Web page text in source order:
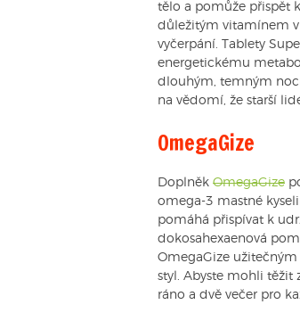
tělo a pomůže přispět
důležitým vitamínem v
vyčerpání. Tablety
energetickému
dlouhým, temným
na vědomí, že starší
OmegaGize
Doplněk OmegaGize
omega-3 mastné
pomáhá přispívat k
dokosahexaenová
OmegaGize
styl. Abyste mohli těžit
ráno a dvě večer pro